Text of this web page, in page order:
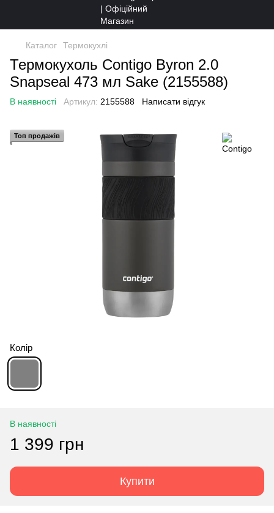
Каталог Термокухлі
Термокухоль Contigo Byron 2.0
Snapseal 473 мл Sake (2155588)
В наявності Артикул: 2155588 Написати відгук
Топ продажів
Колір
В наявності
1 399 грн
Купити